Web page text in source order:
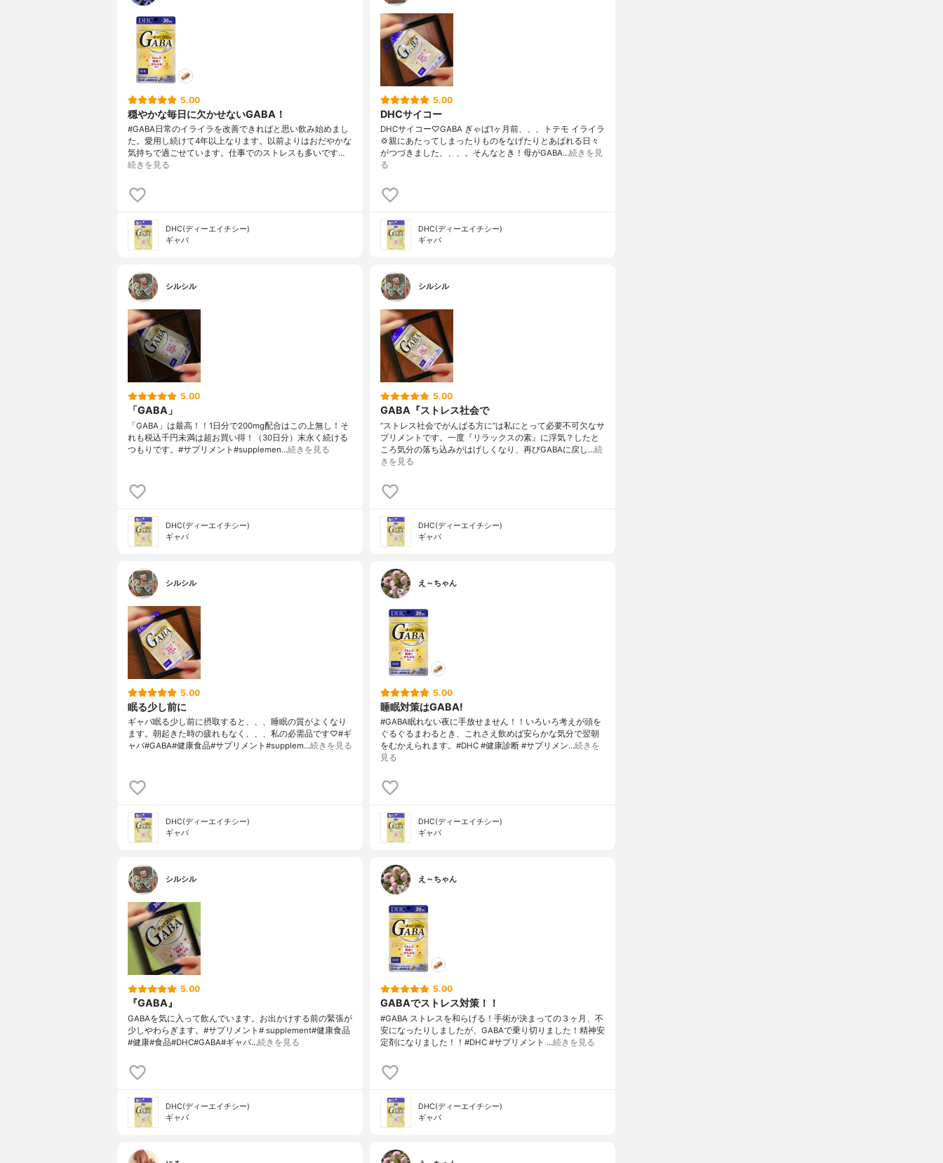
5.00
穏やかな毎日に欠かせないGABA！
#GABA日常のイライラを改善できればと思い飲み始めまし
た。愛用し続けて4年以上なります。以前よりはおだやかな
気持ちで過ごせています。仕事でのストレスも多いです…
続きを見る
DHC(ディーエイチシー)
ギャバ
5.00
DHCサイコー
DHCサイコー♡GABA ぎゃば1ヶ月前、、、トテモ イライラ
💢親にあたってしまったりものをなげたりとあばれる日々
がつづきました、、、。そんなとき！母がGABA…続きを見
る
DHC(ディーエイチシー)
ギャバ
シルシル
5.00
「GABA」
「GABA」は最高！！1日分で200mg配合はこの上無し！そ
れも税込千円未満は超お買い得！（30日分）末永く続ける
つもりです。#サプリメント#supplemen…続きを見る
DHC(ディーエイチシー)
ギャバ
シルシル
5.00
GABA『ストレス社会で
“ストレス社会でがんばる方に”は私にとって必要不可欠なサ
プリメントです。一度『リラックスの素』に浮気？したと
ころ気分の落ち込みがはげしくなり、再びGABAに戻し…続
きを見る
DHC(ディーエイチシー)
ギャバ
シルシル
5.00
眠る少し前に
ギャバ眠る少し前に摂取すると、、、睡眠の質がよくなり
ます。朝起きた時の疲れもなく、、、私の必需品です♡#ギ
ャバ#GABA#健康食品#サプリメント#supplem…続きを見る
DHC(ディーエイチシー)
ギャバ
え～ちゃん
5.00
睡眠対策はGABA!
#GABA眠れない夜に手放せません！！いろいろ考えが頭を
ぐるぐるまわるとき、これさえ飲めば安らかな気分で翌朝
をむかえられます。#DHC #健康診断 #サプリメン…続きを
見る
DHC(ディーエイチシー)
ギャバ
シルシル
5.00
『GABA』
GABAを気に入って飲んでいます。お出かけする前の緊張が
少しやわらぎます。#サプリメント# supplement#健康食品
#健康#食品#DHC#GABA#ギャバ…続きを見る
DHC(ディーエイチシー)
ギャバ
え～ちゃん
5.00
GABAでストレス対策！！
#GABA ストレスを和らげる！手術が決まっての３ヶ月、不
安になったりしましたが、GABAで乗り切りました！精神安
定剤になりました！！#DHC #サプリメント …続きを見る
DHC(ディーエイチシー)
ギャバ